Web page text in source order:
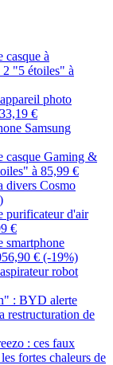
à
2 "5 étoiles" à
photo
€
Samsung
casque Gaming &
à 85,99 €
divers Cosmo
purificateur d'air
€
smartphone
€ (-19%)
robot
: BYD alerte
restructuration de
: ces faux
fortes chaleurs de